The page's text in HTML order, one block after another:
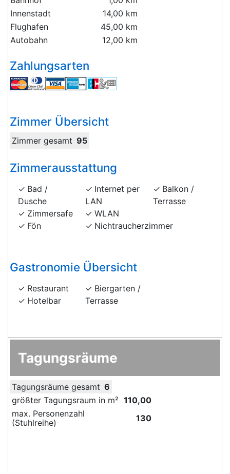
Innenstadt
14,00 km
Flughafen
45,00 km
Autobahn
12,00 km
Zahlungsarten
Zimmer Übersicht
Zimmer gesamt 95
Zimmerausstattung
Bad /
Dusche
Zimmersafe
Fön
Internet per
LAN
WLAN
Nichtraucherzimmer
Balkon /
Terrasse
Gastronomie Übersicht
Restaurant
Hotelbar
Biergarten /
Terrasse
Tagungsräume
Tagungsräume gesamt 6
größter Tagungsraum in m² 110,00
max. Personenzahl
(Stuhlreihe)
130